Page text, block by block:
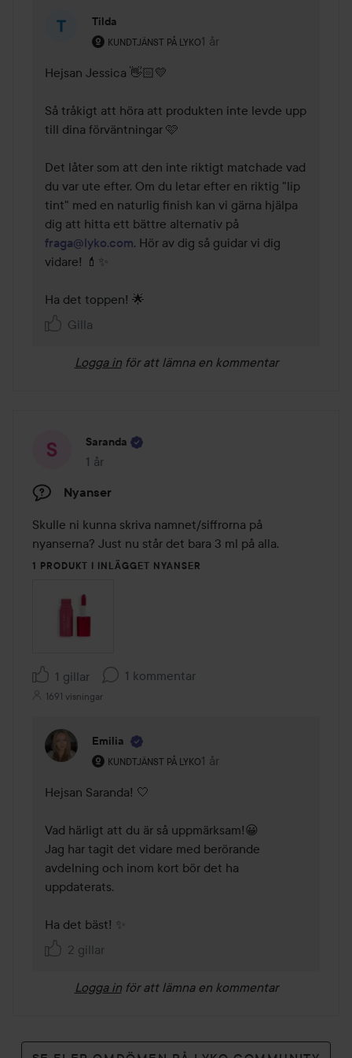
Tilda
KUNDTJÄNST PÅ LYKO
Användarens roll: Kundtjänst på Lyko.
1 år
Kommentaren lades 1 år
Hejsan Jessica 👋🏻💛
Så tråkigt att höra att produkten inte levde upp
till dina förväntningar 🩷
Det låter som att den inte riktigt matchade vad
du var ute efter. Om du letar efter en riktig "lip
tint" med en naturlig finish kan vi gärna hjälpa
fraga@lyko.com. Hör av dig så guidar vi dig
vidare! 💄✨
Ha det toppen! 🌟
Gilla
Logga in för att lämna en kommentar
Saranda
1 år
Inlägget skapades 1 år
Nyanser
Skulle ni kunna skriva namnet/siffrorna på
nyanserna? Just nu står det bara 3 ml på alla.
1 PRODUKT I INLÄGGET NYANSER
1 gillar 1 kommentar
1691 visningar
Emilia
KUNDTJÄNST PÅ LYKO
Användarens roll: Kundtjänst på Lyko.
1 år
Kommentaren lades 1 år
Hejsan Saranda! 🤍
Vad härligt att du är så uppmärksam!😀
Jag har tagit det vidare med berörande
avdelning och inom kort bör det ha
uppdaterats.
Ha det bäst! ✨
2 gillar
Logga in för att lämna en kommentar